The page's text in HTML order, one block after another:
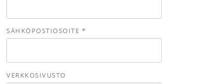
SÄHKÖPOSTIOSOITE *
VERKKOSIVUSTO